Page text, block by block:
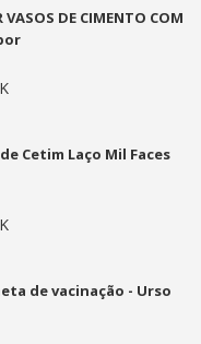
VASOS DE CIMENTO COM
Cetim Laço Mil Faces
de vacinação - Urso